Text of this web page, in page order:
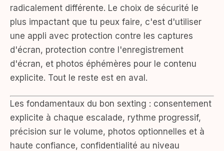
radicalement différente. Le choix de sécurité le
plus impactant que tu peux faire, c'est d'utiliser
une appli avec protection contre les captures
d'écran, protection contre l'enregistrement
d'écran, et photos éphémères pour le contenu
explicite. Tout le reste est en aval.
Les fondamentaux du bon sexting : consentement
explicite à chaque escalade, rythme progressif,
précision sur le volume, photos optionnelles et à
haute confiance, confidentialité au niveau